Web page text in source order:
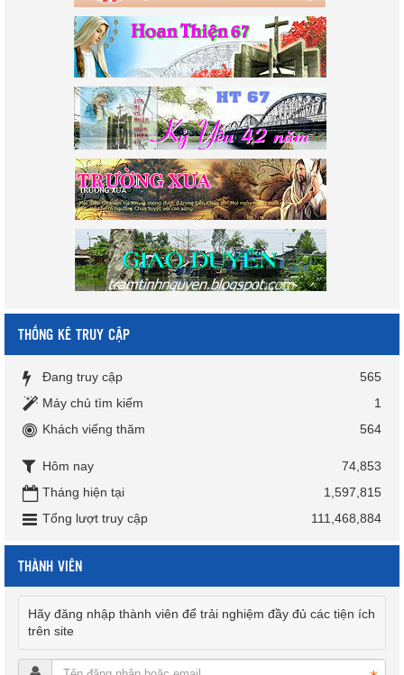
THỐNG KÊ TRUY CẬP
Đang truy cập
565
Máy chủ tìm kiếm
1
Khách viếng thăm
564
Hôm nay
74,853
Tháng hiện tại
1,597,815
Tổng lượt truy cập
111,468,884
THÀNH VIÊN
Hãy đăng nhập thành viên để trải nghiệm đầy đủ các tiện ích
trên site